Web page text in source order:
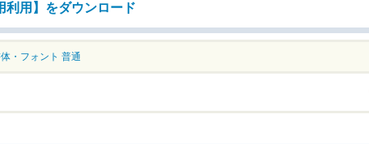
利用】をダウンロード
・フォント 普通